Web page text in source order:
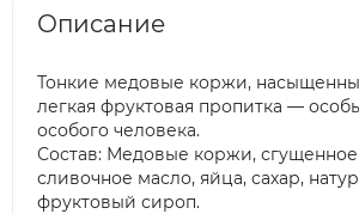
Описание
Тонкие медовые коржи,
легкая фруктовая пропитка —
особого человека.
Состав: Медовые коржи,
сливочное масло, яйца, сахар,
фруктовый сироп.